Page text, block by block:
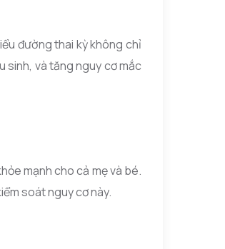
đường thai kỳ không chỉ
sinh, và tăng nguy cơ mắc
mạnh cho cả mẹ và bé.
soát nguy cơ này.